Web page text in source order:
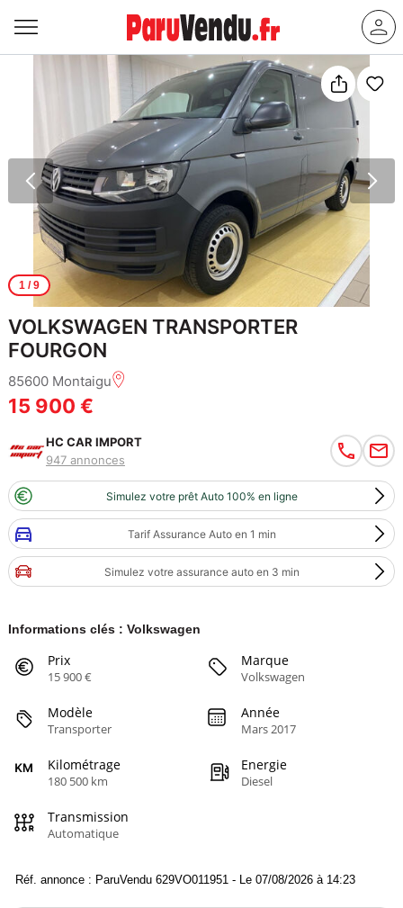
1/ 9
VOLKSWAGEN TRANSPORTER
FOURGON
85600 Montaigu
15 900 €
HC CAR IMPORT
947 annonces
Simulez votre prêt Auto 100% en ligne
Tarif Assurance Auto en 1 min
Simulez votre assurance auto en 3 min
Informations clés : Volkswagen
Prix
15 900 €
Marque
Volkswagen
Modèle
Transporter
Année
Mars 2017
Kilométrage
180 500 km
Energie
Diesel
Transmission
Automatique
Réf. annonce : ParuVendu 629VO011951 - Le 07/08/2026 à 14:23